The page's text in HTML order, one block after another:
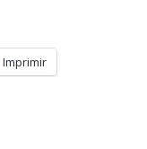
Imprimir